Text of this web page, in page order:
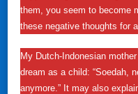
them, you seem to become
these negative thoughts for
My Dutch-Indonesian
dream as a child: “Soedah,
anymore.” It may also